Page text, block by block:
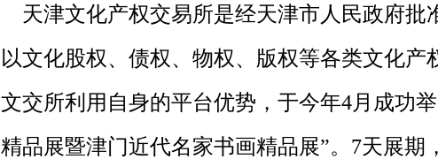
天津文化产权交易所是经天津市人民政府批
以文化股权、债权、物权、版权等各类文化
文交所利用自身的平台优势，于今年4月成功
精品展暨津门近代名家书画精品展”。7天展